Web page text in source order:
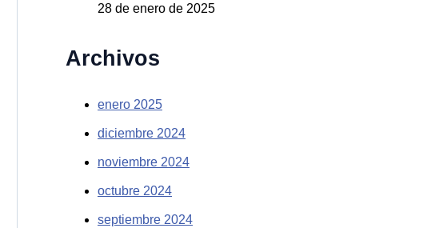
28 de enero de 2025
Archivos
enero 2025
diciembre 2024
noviembre 2024
octubre 2024
septiembre 2024